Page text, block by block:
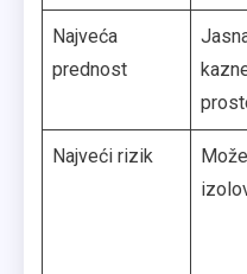
Najveća
prednost
Najveći rizik